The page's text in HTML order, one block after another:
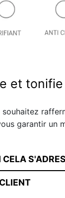
et
garantir un
CELA